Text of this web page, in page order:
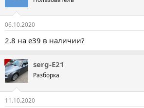
06.10.2020
2.8 на е39 в наличии?
serg-E21
Разборка
11.10.2020